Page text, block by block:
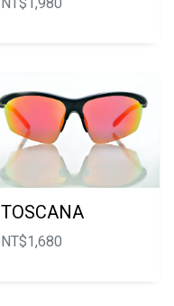
TOSCANA
NT$1,680